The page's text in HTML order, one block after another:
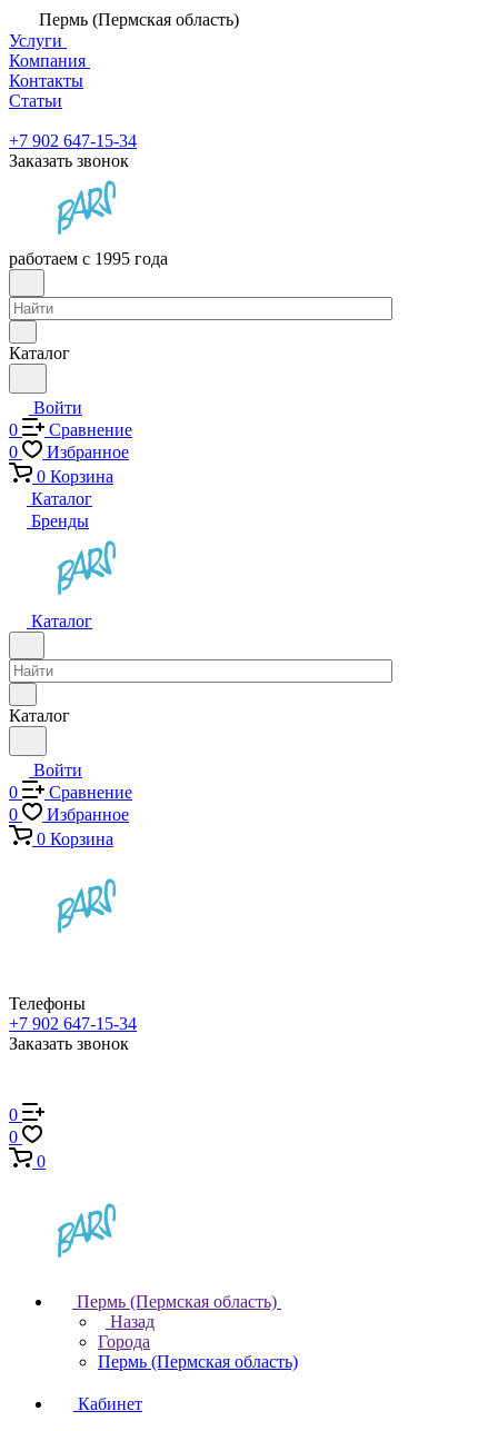
Пермь (Пермская область)
Услуги
Компания
Контакты
Статьи
+7 902 647-15-34
Заказать звонок
работаем с 1995 года
Каталог
Войти
0
Сравнение
0
Избранное
0 Корзина
Каталог
Бренды
Каталог
Каталог
Войти
0
Сравнение
0
Избранное
0 Корзина
Телефоны
+7 902 647-15-34
Заказать звонок
0
0
0
Пермь (Пермская область)
Назад
Города
Пермь (Пермская область)
Кабинет